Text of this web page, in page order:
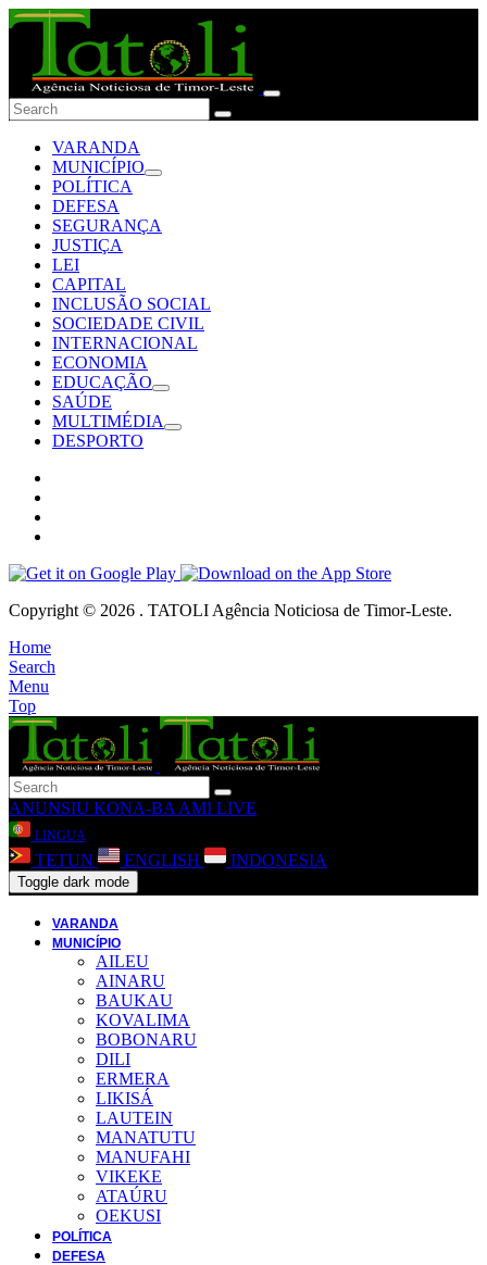
VARANDA
MUNICÍPIO
POLÍTICA
DEFESA
SEGURANÇA
JUSTIÇA
LEI
CAPITAL
INCLUSÃO SOCIAL
SOCIEDADE CIVIL
INTERNACIONAL
ECONOMIA
EDUCAÇÃO
SAÚDE
MULTIMÉDIA
DESPORTO
Copyright © 2026 . TATOLI Agência Noticiosa de Timor-Leste.
Home
Search
Menu
Top
ANUNSIU KONA-BA AMI LIVE
LINGUA
TETUN ENGLISH INDONESIA
Toggle dark mode
VARANDA
MUNICÍPIO
AILEU
AINARU
BAUKAU
KOVALIMA
BOBONARU
DILI
ERMERA
LIKISÁ
LAUTEIN
MANATUTU
MANUFAHI
VIKEKE
ATAÚRU
OEKUSI
POLÍTICA
DEFESA